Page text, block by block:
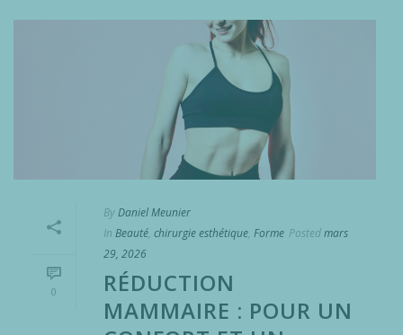
0
ByDaniel Meunier
In Beauté, chirurgie esthétique, Forme Postedmars
29, 2026
RÉDUCTION
MAMMAIRE : POUR UN